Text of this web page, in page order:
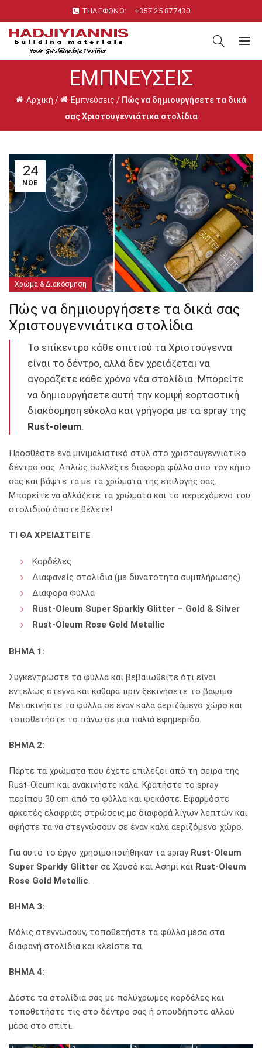
ΤΗΛΕΦΩΝΟ: +357 25 877430
ΕΜΠΝΕΎΣΕΙΣ
Αρχική / Εμπνεύσεις / Πώς να δημιουργήσετε τα δικά
σας Χριστουγεννιάτικα στολίδια
24
ΝΟΈ
Χρώμα & Διακόσμηση
Πώς να δημιουργήσετε τα δικά σας
Χριστουγεννιάτικα στολίδια
Το επίκεντρο κάθε σπιτιού τα Χριστούγεννα
είναι το δέντρο, αλλά δεν χρειάζεται να
αγοράζετε κάθε χρόνο νέα στολίδια. Μπορείτε
να δημιουργήσετε αυτή την κομψή εορταστική
διακόσμηση εύκολα και γρήγορα με τα spray της
Rust-oleum.
Προσθέστε ένα μινιμαλιστικό στυλ στο χριστουγεννιάτικο
δέντρο σας. Απλώς συλλέξτε διάφορα φύλλα από τον κήπο
σας και βάψτε τα με τα χρώματα της επιλογής σας.
Μπορείτε να αλλάζετε τα χρώματα και το περιεχόμενο του
στολιδιού όποτε θέλετε!
ΤΙ ΘΑ ΧΡΕΙΑΣΤΕΙΤΕ
Κορδέλες
Διαφανείς στολίδια (με δυνατότητα συμπλήρωσης)
Διάφορα Φύλλα
Rust-OIeum Super Sparkly Glitter – Gold & Silver
Rust-Oleum Rose Gold Metallic
ΒΗΜΑ 1:
Συγκεντρώστε τα φύλλα και βεβαιωθείτε ότι είναι
εντελώς στεγνά και καθαρά πριν ξεκινήσετε το βάψιμο.
Μετακινήστε τα φύλλα σε έναν καλά αεριζόμενο χώρο και
τοποθετήστε το πάνω σε μια παλιά εφημερίδα.
ΒΗΜΑ 2:
Πάρτε τα χρώματα που έχετε επιλέξει από τη σειρά της
Rust-Oleum και ανακινήστε καλά. Κρατήστε το spray
περίπου 30 cm από τα φύλλα και ψεκάστε. Εφαρμόστε
αρκετές ελαφριές στρώσεις με διαφορά λίγων λεπτών και
αφήστε τα να στεγνώσουν σε έναν καλά αεριζόμενο χώρο.
Για αυτό το έργο χρησιμοποιήθηκαν τα spray Rust-Oleum
Super Sparkly Glitter σε Χρυσό και Ασημί και Rust-Oleum
Rose Gold Metallic.
ΒΗΜΑ 3:
Μόλις στεγνώσουν, τοποθετήστε τα φύλλα μέσα στα
διαφανή στολίδια και κλείστε τα.
ΒΗΜΑ 4:
Δέστε τα στολίδια σας με πολύχρωμες κορδέλες και
τοποθετήστε τις στο δέντρο σας ή οπουδήποτε αλλού
μέσα στο σπίτι.